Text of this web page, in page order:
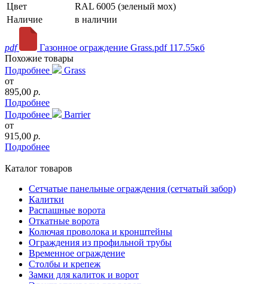
Цвет
RAL 6005 (зеленый мох)
Наличие
в наличии
pdf Газонное ограждение Grass.pdf 117.55кб
Похожие товары
Подробнее
Grass
от
895,00 р.
Подробнее
Подробнее
Barrier
от
915,00 р.
Подробнее
Каталог товаров
Сетчатые панельные ограждения (сетчатый забор)
Калитки
Распашные ворота
Откатные ворота
Колючая проволока и кронштейны
Ограждения из профильной трубы
Временное ограждение
Столбы и крепеж
Замки для калиток и ворот